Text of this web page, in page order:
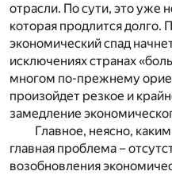
отрасли. По сути, это уже
которая продлится
экономический спад
исключениях странах
многом по-прежнему
произойдет резкое и
замедление
Главное, неясно,
главная проблема –
возобновления